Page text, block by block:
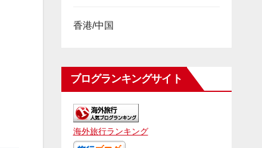
香港/中国
ブログランキングサイト
海外旅行ランキング